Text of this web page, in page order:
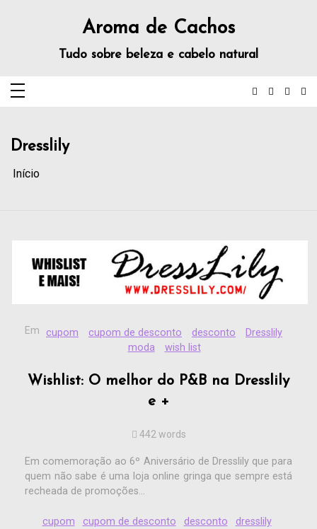
Aroma de Cachos
Tudo sobre beleza e cabelo natural
Dresslily
Início
Em cupom cupom de desconto desconto
Dresslily
moda
wish list
Wishlist: O melhor do P&B na Dresslily
e +
442 words
Em comemoração ao 6º Aniversário de Dresslily que para
quem não sabe é uma loja online gringa que sempre está
recheada de promoções...
cupom cupom de desconto desconto
dresslily